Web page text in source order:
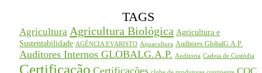
TAGS
Agricultura Agricultura Biológica Agricultura e
Sustentabilidade AGÊNCIA EVARISTO Aquacultura Auditores GlobalG.A.P.
Auditores Internos GLOBALG.A.P. Auditoria Cadeia de Custódia
Certificação Certificações